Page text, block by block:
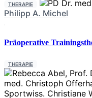
THERAPIE
Philipp A. Michel
Präoperative
THERAPIE